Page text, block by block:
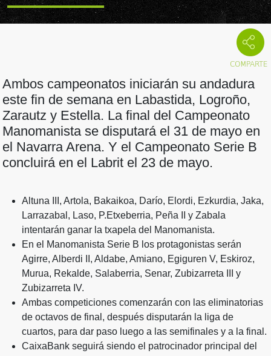
Ambos campeonatos iniciarán su andadura
este fin de semana en Labastida, Logroño,
Zarautz y Estella. La final del Campeonato
Manomanista se disputará el 31 de mayo en
el Navarra Arena. Y el Campeonato Serie B
concluirá en el Labrit el 23 de mayo.
Altuna III, Artola, Bakaikoa, Darío, Elordi, Ezkurdia, Jaka,
Larrazabal, Laso, P.Etxeberria, Peña II y Zabala
intentarán ganar la txapela del Manomanista.
En el Manomanista Serie B los protagonistas serán
Agirre, Alberdi II, Aldabe, Amiano, Egiguren V, Eskiroz,
Murua, Rekalde, Salaberria, Senar, Zubizarreta III y
Zubizarreta IV.
Ambas competiciones comenzarán con las eliminatorias
de octavos de final, después disputarán la liga de
cuartos, para dar paso luego a las semifinales y a la final.
CaixaBank seguirá siendo el patrocinador principal del